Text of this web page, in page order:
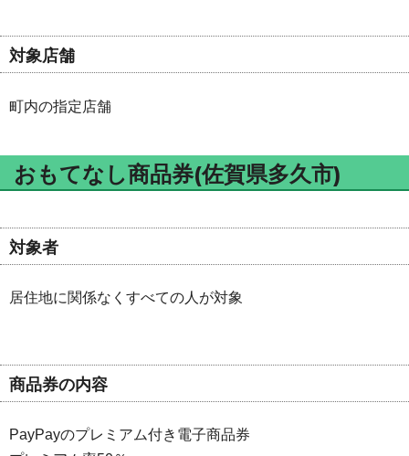
対象店舗
町内の指定店舗
おもてなし商品券(佐賀県多久市)
対象者
居住地に関係なくすべての人が対象
商品券の内容
PayPayのプレミアム付き電子商品券